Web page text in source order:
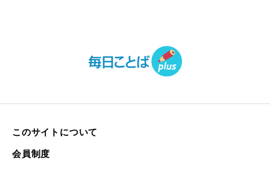
このサイトについて
会員制度